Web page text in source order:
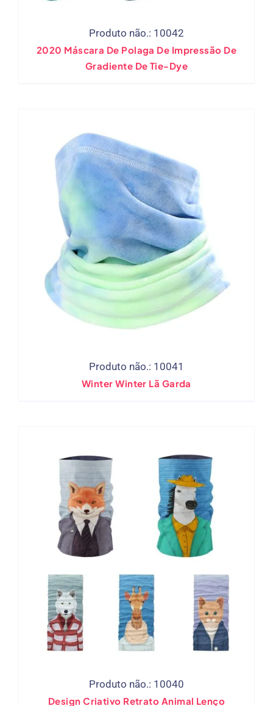
Produto não.: 10042
2020 Máscara De Polaga De Impressão De
Gradiente De Tie-Dye
Produto não.: 10041
Winter Winter Lã Garda
Produto não.: 10040
Design Criativo Retrato Animal Lenço